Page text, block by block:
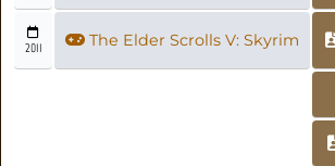
2011 The Elder Scrolls V: Skyrim